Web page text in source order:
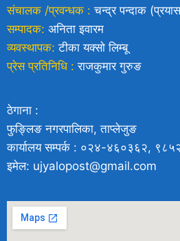
संचालक /प्रवन्धक : चन्द्र पन्दाक
सम्पादक: अनिता इवारम
व्यवस्थापक: टीका यक्साे लिम्बू
प्रेस प्रतिनिधि : राजकुमार गुरुङ
ठेगाना :
फुङ्लिङ नगरपालिका, ताप्लेजुङ
कार्यालय सम्पर्क : ०२४-४६०३६२,
इमेल: ujyalopost@gmail.com